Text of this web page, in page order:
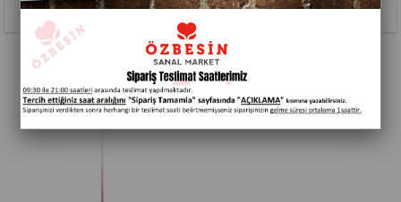
Filtreleme
Sıralama